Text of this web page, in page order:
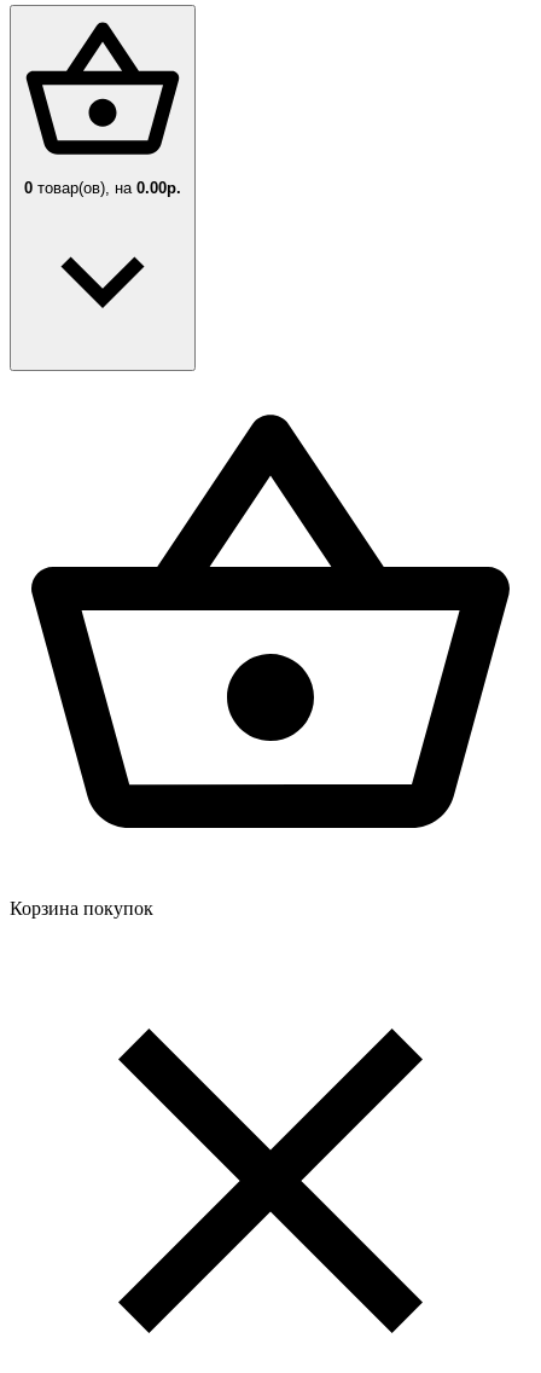
0 товар(ов), на 0.00р.
Корзина покупок